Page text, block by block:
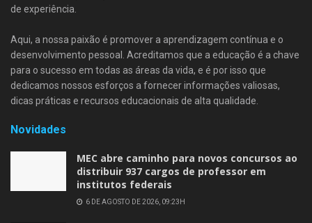
de experiência.
Aqui, a nossa paixão é promover a aprendizagem contínua e o
desenvolvimento pessoal. Acreditamos que a educação é a chave
para o sucesso em todas as áreas da vida, e é por isso que
dedicamos nossos esforços a fornecer informações valiosas,
dicas práticas e recursos educacionais de alta qualidade.
Novidades
MEC abre caminho para novos concursos ao
distribuir 937 cargos de professor em
institutos federais
6 DE AGOSTO DE 2026, 09:23H